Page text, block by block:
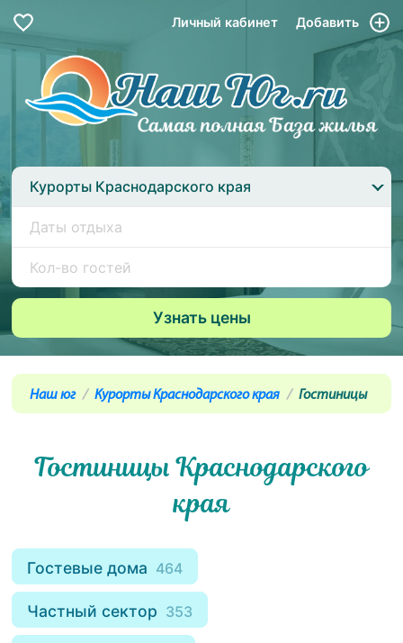
Личный кабинет Добавить
Курорты Краснодарского края
Наш юг Курорты Краснодарского края Гостиницы
Гостиницы Краснодарского
края
Гостевые дома 464
Частный сектор 353